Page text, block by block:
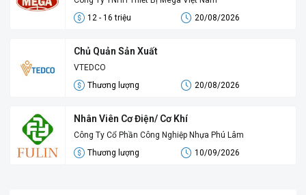
12 - 16 triệu
20/08/2026
Chủ Quản Sản Xuất
VTEDCO
Thương lượng
20/08/2026
Nhân Viên Cơ Điện/ Cơ Khí
Công Ty Cổ Phần Công Nghiệp Nhựa Phú Lâm
Thương lượng
10/09/2026